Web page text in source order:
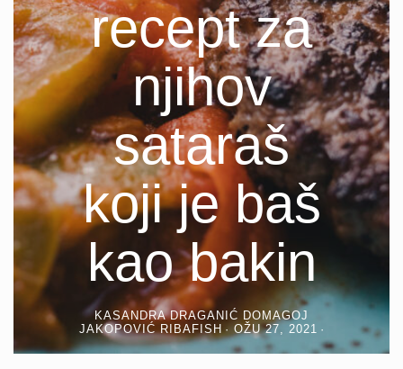
recept za
njihov
sataraš
koji je baš
kao bakin
KASANDRA DRAGANIĆ DOMAGOJ
JAKOPOVIĆ RIBAFISH
OŽU 27, 2021